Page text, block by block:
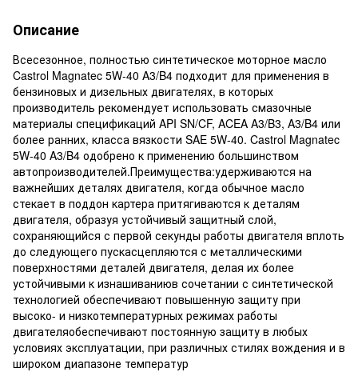
Описание
Всесезонное, полностью синтетическое моторное масло
Castrol Magnatec 5W-40 A3/B4 подходит для применения в
бензиновых и дизельных двигателях, в которых
производитель рекомендует использовать смазочные
материалы спецификаций API SN/CF, ACEA A3/B3, A3/B4 или
более ранних, класса вязкости SAE 5W-40. Castrol Magnatec
5W-40 A3/B4 одобрено к применению большинством
автопроизводителей.Преимущества:удерживаются на
важнейших деталях двигателя, когда обычное масло
стекает в поддон картера притягиваются к деталям
двигателя, образуя устойчивый защитный слой,
сохраняющийся с первой секунды работы двигателя вплоть
до следующего пускасцепляются с металлическими
поверхностями деталей двигателя, делая их более
устойчивыми к изнашиваниюв сочетании с синтетической
технологией обеспечивают повышенную защиту при
высоко- и низкотемпературных режимах работы
двигателяобеспечивают постоянную защиту в любых
условиях эксплуатации, при различных стилях вождения и в
широком диапазоне температур